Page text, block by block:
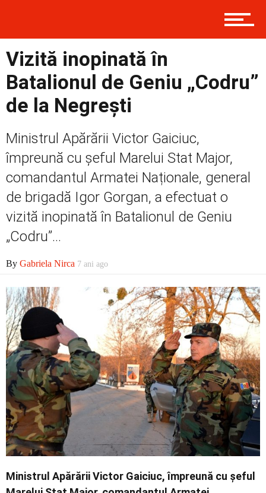
Prima
Politică
Externe
Social
Contact
Vizită inopinată în
Batalionul de Geniu „Codru”
de la Negrești
Ministrul Apărării Victor Gaiciuc,
împreună cu șeful Marelui Stat Major,
comandantul Armatei Naționale, general
de brigadă Igor Gorgan, a efectuat o
vizită inopinată în Batalionul de Geniu
„Codru”...
By Gabriela Nirca 7 ani ago
Ministrul Apărării Victor Gaiciuc, împreună cu șeful